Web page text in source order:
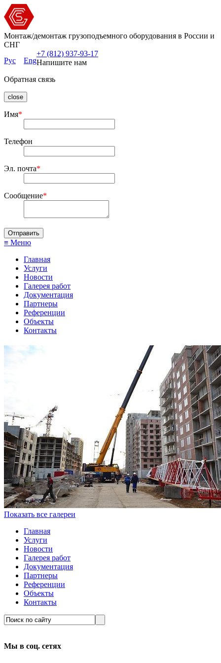
Монтаж/демонтаж грузоподъемного оборудования в России и
СНГ
Рус
Eng
+7 (812) 937-93-17
Напишите нам
Обратная связь
close
Имя*
Телефон
Эл. почта*
Сообщение*
≡ Меню
Главная
Услуги
Новости
Галерея работ
Документация
Партнеры
Референции
Объекты
Контакты
Показать все галереи
Главная
Услуги
Новости
Галерея работ
Документация
Партнеры
Референции
Объекты
Контакты
Мы в соц. сетях